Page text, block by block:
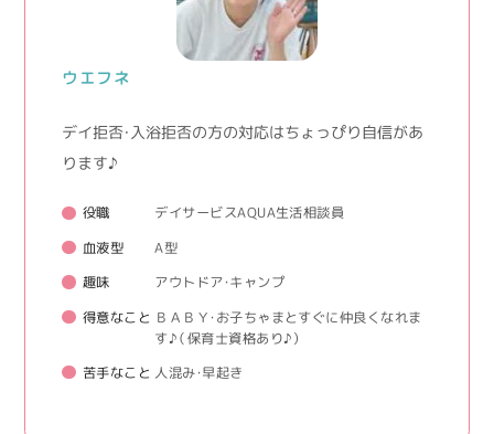
ウエフネ
デイ拒否・入浴拒否の方の対応はちょっぴり自信があ
ります♪
役職 デイサービスAQUA生活相談員
血液型 A型
趣味 アウトドア・キャンプ
得意なこと
ＢＡＢＹ・お子ちゃまとすぐに仲良くなれま
す♪（保育士資格あり♪）
苦手なこと 人混み・早起き